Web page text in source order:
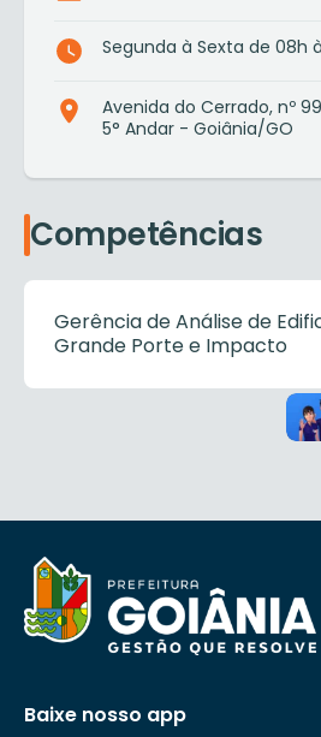
Segunda à Sexta de 08h
Avenida do Cerrado, nº
5° Andar - Goiânia/GO
Competências
Gerência de Análise de
Grande Porte e Impacto
Baixe nosso app